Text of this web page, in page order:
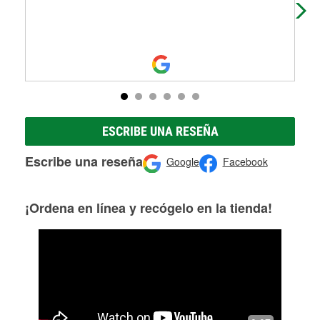
ESCRIBE UNA RESEÑA
Escribe una reseña Google Facebook
¡Ordena en línea y recógelo en la tienda!